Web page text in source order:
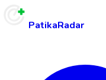
PatikaRadar